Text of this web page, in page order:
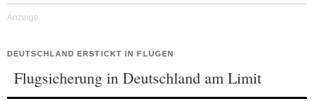
DEUTSCHLAND ERSTICKT IN FLÜGEN
Flugsicherung in Deutschland am Limit